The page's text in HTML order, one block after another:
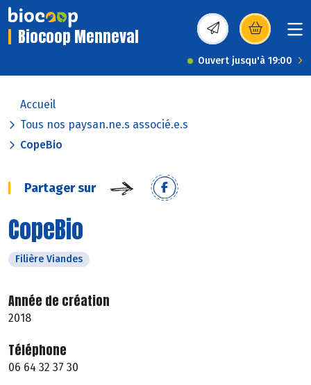
Biocoop Menneval (s’ouvre dans une
Ouvert jusqu'à 19:00
Accueil
Tous nos paysan.ne.s associé.e.s
CopeBio
Partager sur
CopeBio
Filière Viandes
Année de création
2018
Téléphone
06 64 32 37 30